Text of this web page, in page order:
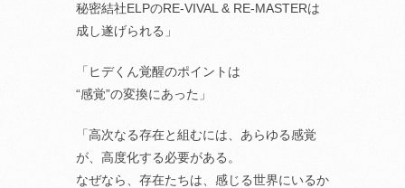
秘密結社ELPのRE-VIVAL & RE-MASTERは
成し遂げられる」
「ヒデくん覚醒のポイントは
“感覚”の変換にあった」
「高次なる存在と組むには、あらゆる感覚
が、高度化する必要がある。
なぜなら、存在たちは、感じる世界にいるか